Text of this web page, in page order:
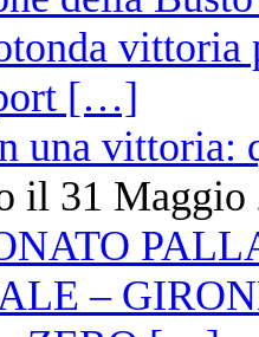
una vittoria:
il 31 Maggio